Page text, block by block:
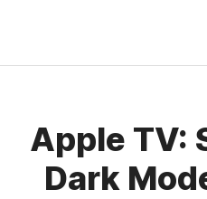
springen
Apple TV:
Dark